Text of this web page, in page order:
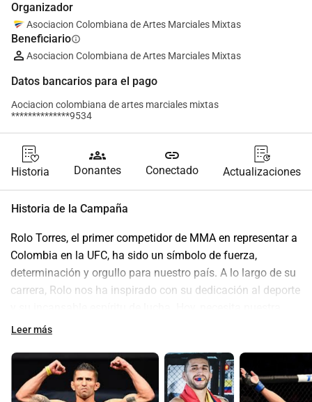
Organizador
Asociacion Colombiana de Artes Marciales Mixtas
Beneficiarioinfo
Asociacion Colombiana de Artes Marciales Mixtas
Datos bancarios para el pago
Aociacion colombiana de artes marciales mixtas
**************9534
Historia
groups
Donantes
link
Conectado Actualizaciones
Historia de la Campaña
Rolo Torres, el primer competidor de MMA en representar a
Colombia en la UFC, ha sido un símbolo de fuerza,
determinación y orgullo para nuestro país. A lo largo de su
carrera, Rolo nos ha inspirado con su dedicación al deporte
ayuda.
Rolo enfrenta ahora una de las peleas más difíciles de su
vida. Una grave condición médica ha debilitado su salud,
dejándolo en una situación vulnerable. Los tratamientos y
Leer más